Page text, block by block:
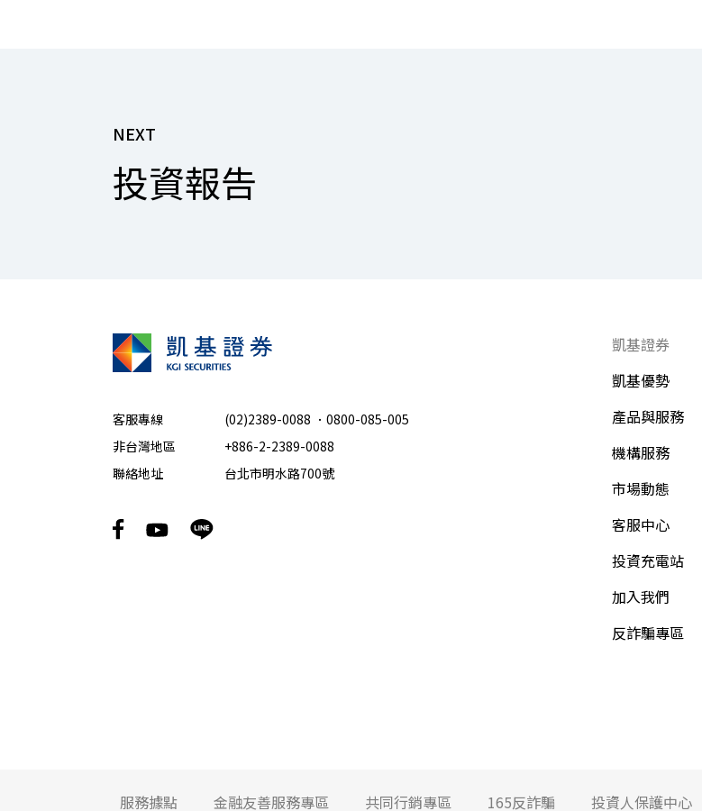
NEXT
投資報告
客服專線 (02)2389-0088 ．0800-085-005
非台灣地區
+886-2-2389-0088
聯絡地址
台北市明水路700號
凱基證券
凱基優勢
產品與服務
機構服務
市場動態
客服中心
投資充電站
加入我們
反詐騙專區
服務據點 金融友善服務專區 共同行銷專區 165反詐騙 投資人保護中心